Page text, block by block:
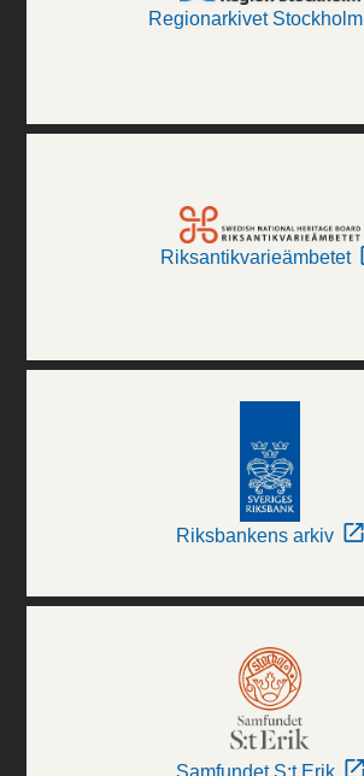
Regionarkivet Stockholm
Riksantikvarieämbetet
Riksbankens arkiv
Samfundet S:t Erik